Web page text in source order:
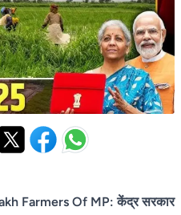
Farmers Of MP: केंद्र सरकार